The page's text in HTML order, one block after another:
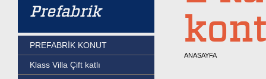
Prefabrik
PREFABRİK KONUT
Klass Villa Çift katlı
ANASAYFA